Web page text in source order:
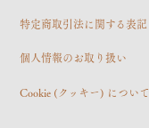
特定商取引法に関する表記
個人情報のお取り扱い
Cookie (クッキー) について